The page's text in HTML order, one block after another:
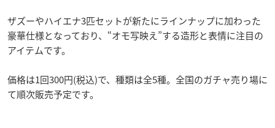
ザズーやハイエナ3匹セットが新たにラインナップに加わった
豪華仕様となっており、“オモ写映え”する造形と表情に注目の
アイテムです。
価格は1回300円(税込)で、種類は全5種。全国のガチャ売り場に
て順次販売予定です。